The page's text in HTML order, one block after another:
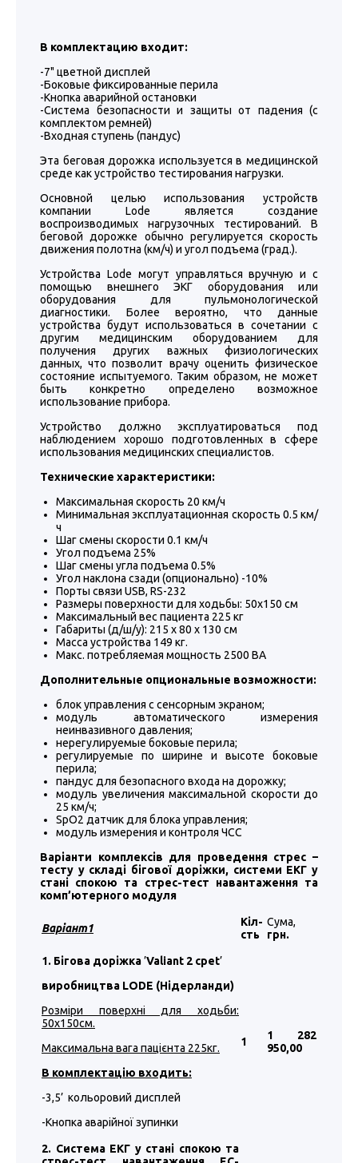
В комплектацию входит:
-7" цветной дисплей
-Боковые фиксированные перила
-Кнопка аварийной остановки
-Система безопасности и защиты от падения (с
комплектом ремней)
-Входная ступень (пандус)
Эта беговая дорожка используется в медицинской
среде как устройство тестирования нагрузки.
Основной целью использования устройств
компании Lode является создание
воспроизводимых нагрузочных тестирований. В
беговой дорожке обычно регулируется скорость
движения полотна (км/ч) и угол подъема (град.).
Устройства Lode могут управляться вручную и с
помощью внешнего ЭКГ оборудования или
оборудования для пульмонологической
диагностики. Более вероятно, что данные
устройства будут использоваться в сочетании с
другим медицинским оборудованием для
получения других важных физиологических
данных, что позволит врачу оценить физическое
состояние испытуемого. Таким образом, не может
быть конкретно определено возможное
использование прибора.
Устройство должно эксплуатироваться под
наблюдением хорошо подготовленных в сфере
использования медицинских специалистов.
Технические характеристики:
Максимальная скорость 20 км/ч
Минимальная эксплуатационная скорость 0.5 км/
ч
Шаг смены скорости 0.1 км/ч
Угол подъема 25%
Шаг смены угла подъема 0.5%
Угол наклона сзади (опционально) -10%
Порты связи USB, RS-232
Размеры поверхности для ходьбы: 50х150 см
Максимальный вес пациента 225 кг
Габариты (д/ш/у): 215 х 80 х 130 см
Масса устройства 149 кг.
Макс. потребляемая мощность 2500 ВА
Дополнительные опциональные возможности:
блок управления с сенсорным экраном;
модуль автоматического измерения
неинвазивного давления;
нерегулируемые боковые перила;
регулируемые по ширине и высоте боковые
перила;
пандус для безопасного входа на дорожку;
модуль увеличения максимальной скорости до
25 км/ч;
SpO2 датчик для блока управления;
модуль измерения и контроля ЧСС
Варіанти комплексів для проведення стрес –
тесту у складі бігової доріжки, системи ЕКГ у
стані спокою та стрес-тест навантаження та
комп’ютерного модуля
Варіант1
Кіл-
сть
Сума,
грн.
1. Бігова доріжка’Valiant 2 cpet’
виробництва LODE (Нідерланди)
Розміри поверхні для ходьби:
50х150см.
Максимальна вага пацієнта 225кг.
В комплектацію входить:
-3,5’ кольоровий дисплей
-Кнопка аварійної зупинки
1
1 282
950,00
2. Система ЕКГ у стані спокою та